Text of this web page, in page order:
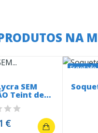
NA
SEM
Teint de
€
Esgotado